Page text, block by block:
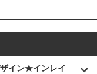
イン★インレイ